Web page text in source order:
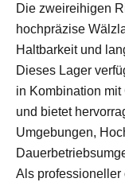
Die zweireihigen
hochpräzise
Haltbarkeit und
Dieses Lager
in Kombination
und bietet
Umgebungen,
Als professioneller